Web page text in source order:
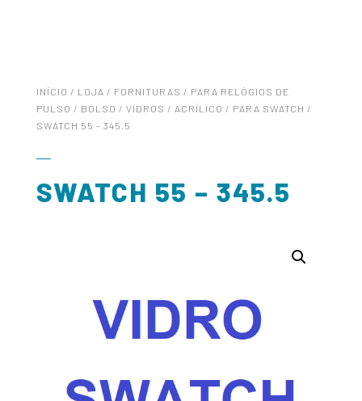
INÍCIO / LOJA / FORNITURAS / PARA RELÓGIOS DE
PULSO / BOLSO / VIDROS / ACRÍLICO / PARA SWATCH /
SWATCH 55 – 345.5
SWATCH 55 – 345.5